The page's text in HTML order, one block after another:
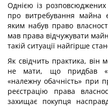
Однією із
про витребування майна
яким набув право
мав права відчужувати
такій ситуації найгірше
Як свідчить практика, він
не мати, що придбав
«належну обачність» при
реєстрацію права
захищає покупця